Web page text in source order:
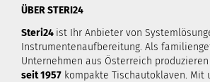
ÜBER STERI24
Steri24 ist Ihr Anbieter von
Instrumentenaufbereitung. Als
Unternehmen aus Österreich
seit 1957 kompakte Tischautoklaven. Mit